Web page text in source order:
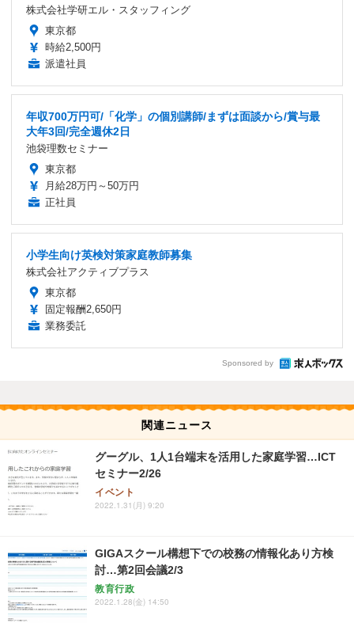
株式会社学研エル・スタッフィング
東京都
時給2,500円
派遣社員
年収700万円可/「化学」の個別講師/まずは面談から/賞与最
大年3回/完全週休2日
池袋理数セミナー
東京都
月給28万円～50万円
正社員
小学生向け英検対策家庭教師募集
株式会社アクティブプラス
東京都
固定報酬2,650円
業務委託
Sponsored by
関連ニュース
グーグル、1人1台端末を活用した家庭学習…ICT
セミナー2/26
イベント
2022.1.31(月) 9:20
GIGAスクール構想下での校務の情報化あり方検
討…第2回会議2/3
教育行政
2022.1.28(金) 14:50